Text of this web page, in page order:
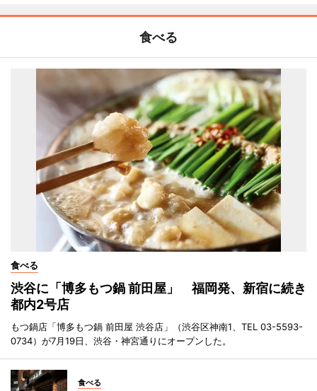
食べる
食べる
渋谷に「博多もつ鍋 前田屋」 福岡発、新宿に続き
都内2号店
もつ鍋店「博多もつ鍋 前田屋 渋谷店」（渋谷区神南1、TEL 03-5593-
0734）が7月19日、渋谷・神宮通りにオープンした。
食べる